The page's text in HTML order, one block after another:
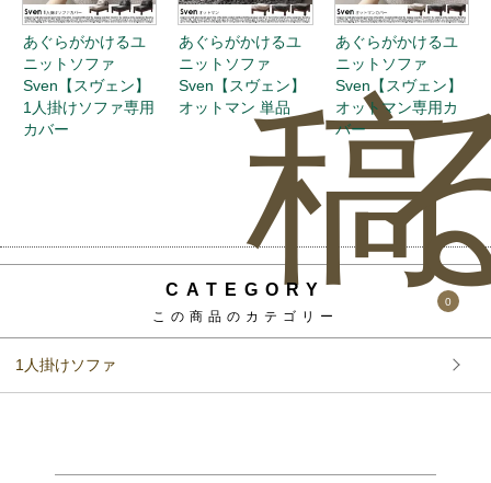
稿
0
あぐらがかけるユ
ニットソファ
Sven【スヴェン】
1人掛けソファ専用
カバー
あぐらがかけるユ
ニットソファ
Sven【スヴェン】
オットマン 単品
あぐらがかけるユ
ニットソファ
Sven【スヴェン】
オットマン専用カ
バー
CATEGORY
この商品のカテゴリー
1人掛けソファ